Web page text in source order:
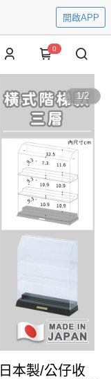
開啟APP
0
1/2
本製/公仔收